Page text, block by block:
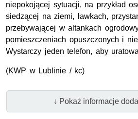
niepokojącej sytuacji, na przykład
siedzącej na ziemi, ławkach,
przebywającej w altankach
pomieszczeniach opuszczonych i
Wystarczy jeden telefon, aby
(KWP w Lublinie / kc)
↓ Pokaż informacje